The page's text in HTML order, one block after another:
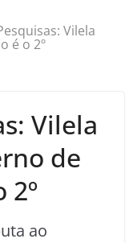
Vilela
é o 2º
Vilela
de
2º
ao